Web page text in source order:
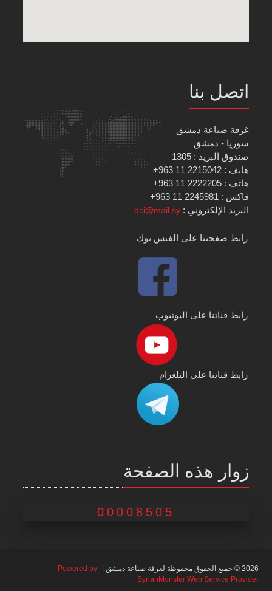
اتصل بنا
غرفة صناعة دمشق
سوريا - دمشق
صندوق البريد : 1305
هاتف : 2215042 11 963+
هاتف : 2222205 11 963+
فاكس : 2245981 11 963+
البريد الإلكتروني :dci@mail.sy
رابط صفحتنا على الفيس بوك
رابط قناتنا على اليوتيوب
رابط قناتنا على التلغرام
زوار هذه الصفحة
00008505
2026 © جميع الحقوق محفوظة لغرفة صناعة دمشق |
Powered by
SyrianMonster Web Service Provider